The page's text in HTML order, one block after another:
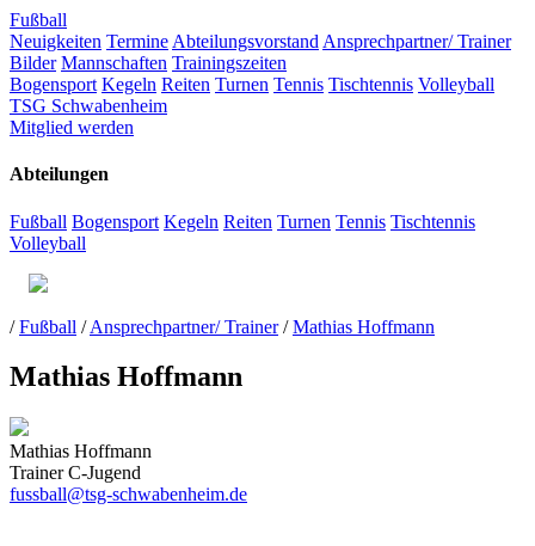
Fußball
Neuigkeiten Termine Abteilungsvorstand Ansprechpartner/ Trainer
Bilder Mannschaften Trainingszeiten
Bogensport Kegeln Reiten Turnen Tennis Tischtennis Volleyball
TSG Schwabenheim
Mitglied werden
Abteilungen
Fußball Bogensport Kegeln Reiten Turnen Tennis Tischtennis
Volleyball
/ Fußball / Ansprechpartner/ Trainer / Mathias Hoffmann
Mathias Hoffmann
Mathias Hoffmann
Trainer C-Jugend
fussball@tsg-schwabenheim.de